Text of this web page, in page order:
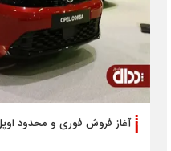
آغاز فروش فوری و محدود